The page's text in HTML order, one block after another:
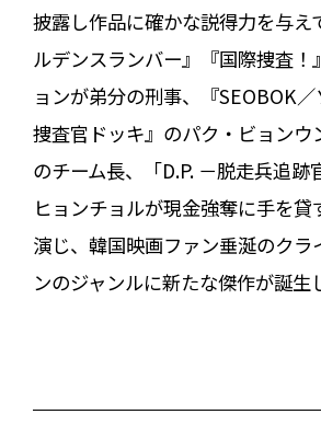
披露し作品に確かな説得力を与え
ルデンスランバー』『国際捜査！
ョンが弟分の刑事、『SEOBOK
捜査官ドッキ』のパク・ビョンウ
のチーム長、「D.P. －脱走兵追跡
ヒョンチョルが現金強奪に手を貸
演じ、韓国映画ファン垂涎のクラ
ンのジャンルに新たな傑作が誕生